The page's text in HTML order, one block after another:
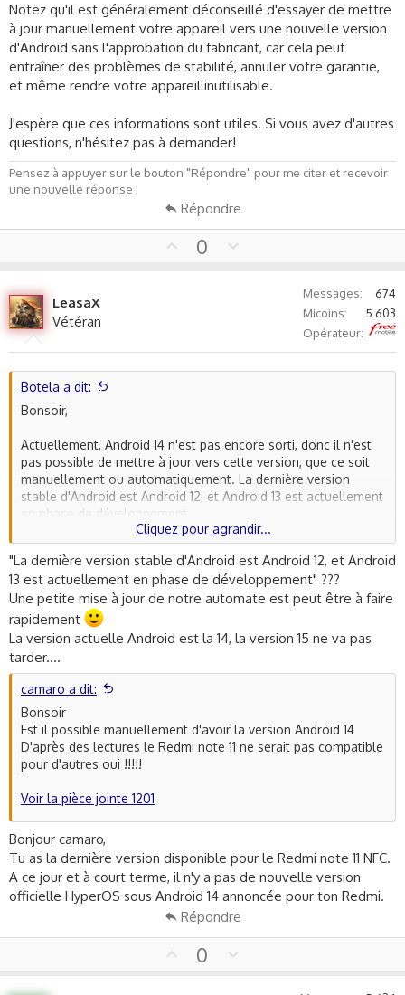
Notez qu'il est généralement déconseillé d'essayer de mettre
à jour manuellement votre appareil vers une nouvelle version
d'Android sans l'approbation du fabricant, car cela peut
entraîner des problèmes de stabilité, annuler votre garantie,
et même rendre votre appareil inutilisable.
J'espère que ces informations sont utiles. Si vous avez d'autres
questions, n'hésitez pas à demander!
Pensez à appuyer sur le bouton "Répondre" pour me citer et recevoir
une nouvelle réponse !
Répondre
0
LeasaX
Vétéran
Messages
674
Micoins
5 603
Opérateur
Botela a dit:
Bonsoir,
Actuellement, Android 14 n'est pas encore sorti, donc il n'est
pas possible de mettre à jour vers cette version, que ce soit
manuellement ou automatiquement. La dernière version
stable d'Android est Android 12, et Android 13 est actuellement
en phase de développement.
En ce qui concerne la compatibilité de votre Redmi Note 11,
généralement, Xiaomi offre des mises à jour d'Android pour
ses appareils pendant au moins deux ans après leur
lancement. Cependant, cela ne garantit pas que tout modèle
spécifique recevra toutes les futures mises à jour d'Android.
La décision de fournir une mise à jour à un certain appareil
dépend de plusieurs facteurs, dont la capacité matérielle de
l'entreprise.
Sans informations officielles de la part de Xiaomi, il est difficile
de dire avec précision si le Redmi Note 11 sera compatible avec
Android 14. Je vous recommande de surveiller les annonces
officielles de Xiaomi, ou de vérifier régulièrement les mises à
Notez qu'il est généralement déconseillé d'essayer de mettre
à jour manuellement votre appareil vers une nouvelle version
d'Android sans l'approbation du fabricant, car cela peut
entraîner des problèmes de stabilité, annuler votre garantie,
et même rendre votre appareil inutilisable.
J'espère que ces informations sont utiles. Si vous avez
d'autres questions, n'hésitez pas à demander!
Cliquez pour agrandir...
"La dernière version stable d'Android est Android 12, et Android
13 est actuellement en phase de développement" ???
Une petite mise à jour de notre automate est peut être à faire
rapidement
La version actuelle Android est la 14, la version 15 ne va pas
tarder....
camaro a dit:
Bonsoir
Est il possible manuellement d'avoir la version Android 14
D'après des lectures le Redmi note 11 ne serait pas compatible
pour d'autres oui !!!!!
Voir la pièce jointe 1201
Bonjour camaro,
Tu as la dernière version disponible pour le Redmi note 11 NFC.
A ce jour et à court terme, il n'y a pas de nouvelle version
officielle HyperOS sous Android 14 annoncée pour ton Redmi.
Répondre
0